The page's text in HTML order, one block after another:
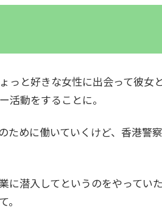
と好きな女性に出会って彼女
活動をすることに。
めに働いていくけど、香港警
潜入してというのをやってい